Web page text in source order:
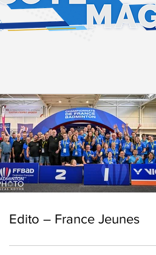
Edito – France Jeunes